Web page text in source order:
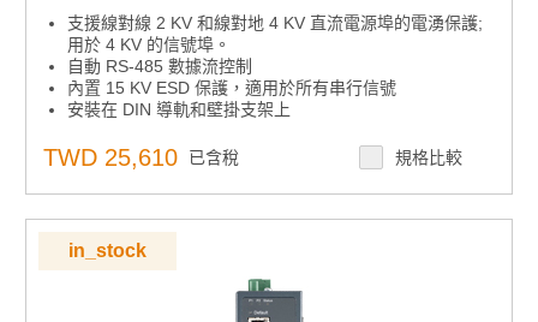
支援線對線 2 KV 和線對地 4 KV 直流電源埠的電湧保護;
用於 4 KV 的信號埠。
自動 RS-485 數據流控制
內置 15 KV ESD 保護，適用於所有串行信號
安裝在 DIN 導軌和壁掛支架上
在Modbus主模式下，每個串行埠上最多支援16個連接，
在Modbus從模式下支援128個會話。
支持高達 921.6 kbps 和任何波特率設置
集成 Modbus TCP 和 Modbus RTU/ASCII 網路
提供 2 個 10/100 Mbps 乙太網埠，用於 LAN 冗餘
TWD 25,610 已含稅 規格比較
in_stock